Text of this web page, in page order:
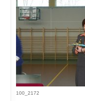
100_2172